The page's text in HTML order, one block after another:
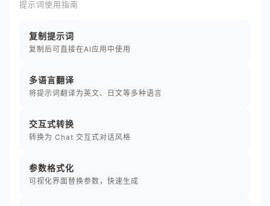
提示词使用指南
复制提示词
复制后可直接在AI应用中使用
多语言翻译
将提示词翻译为英文、日文等多种语言
交互式转换
转换为 Chat 交互式对话风格
参数格式化
可视化界面替换参数，快速生成